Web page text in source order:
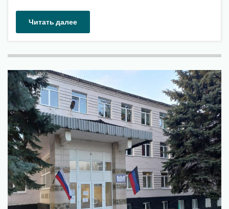
Читать далее